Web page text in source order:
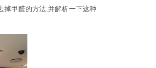
掉甲醛的方法,并解析一下这种